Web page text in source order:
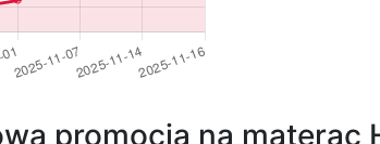
promocja na materac